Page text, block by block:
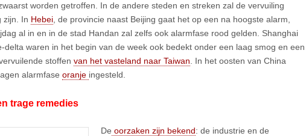
worden getroffen. In de andere steden en streken zal de vervuiling
zijn. In Hebei, de provincie naast Beijing gaat het op een na hoogste alarm,
al in en in de stad Handan zal zelfs ook alarmfase rood gelden. Shanghai
delta waren in het begin van de week ook bedekt onder een laag smog en een
stoffen van het vasteland naar Taiwan. In het oosten van China
alarmfase oranje ingesteld.
trage remedies
De oorzaken zijn bekend: de industrie en de